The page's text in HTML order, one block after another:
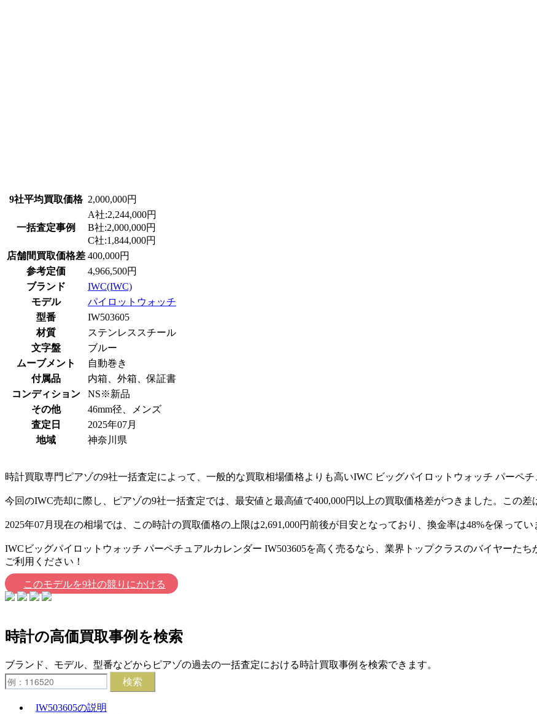
9社平均買取価格 2,000,000円
一括査定事例
A社:2,244,000円
B社:2,000,000円
C社:1,844,000円
店舗間買取価格差 400,000円
参考定価
4,966,500円
ブランド
IWC(IWC)
モデル
パイロットウォッチ
型番
IW503605
材質
ステンレススチール
文字盤
ブルー
ムーブメント
自動巻き
付属品
内箱、外箱、保証書
コンディション
NS※新品
その他
46mm径、メンズ
査定日
2025年07月
地域
神奈川県
時計買取専門ピアゾの9社一括査定によって、一般的な買取相場価格よりも高いIWC ビッグパイロットウォッチ パーペチ
今回のIWC売却に際し、ピアゾの9社一括査定では、最安値と最高値で400,000円以上の買取価格差がつきました。この差
2025年07月現在の相場では、この時計の買取価格の上限は2,691,000円前後が目安となっており、換金率は48%を保ってい
IWCビッグパイロットウォッチ パーペチュアルカレンダー IW503605を高く売るなら、業界トップクラスのバイヤーた
ご利用ください！
このモデルを9社の競りにかける
時計の高価買取事例を検索
ブランド、モデル、型番などからピアゾの過去の一括査定における時計買取事例を検索できます。
検索
IW503605の説明